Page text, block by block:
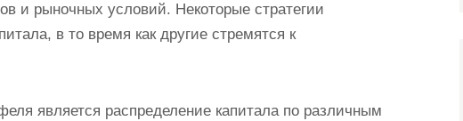
и рыночных условий. Некоторые стратегии
в то время как другие стремятся к
является распределение капитала по различным